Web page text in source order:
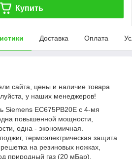
Купить
Доставка Оплата
сайта, цены и наличие товара
у наших менеджеров!
Siemens EC675PB20E с 4-мя
повышенной мощности,
одна - экономичная.
термоэлектрическая защита
на резиновых ножках,
природный газ (20 мБар),